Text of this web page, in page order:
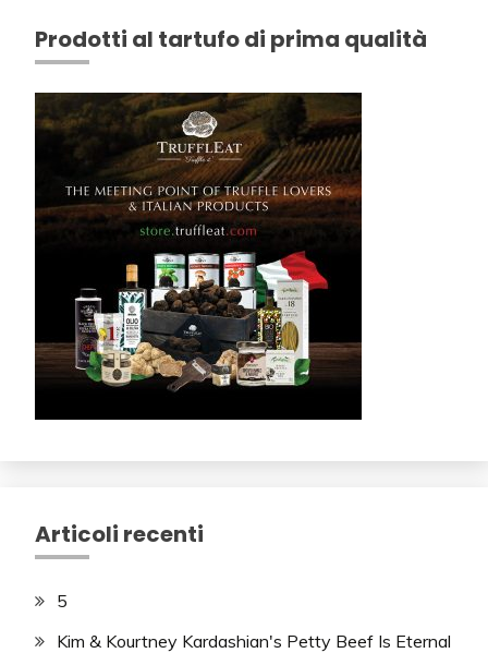
Prodotti al tartufo di prima qualità
Articoli recenti
5
Kim & Kourtney Kardashian's Petty Beef Is Eternal